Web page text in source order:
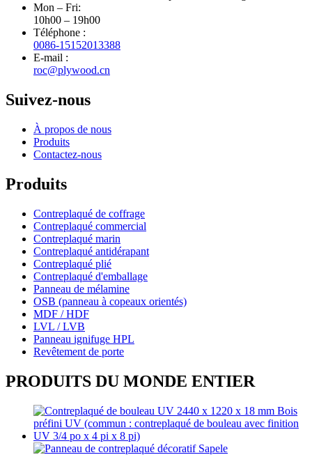
Mon – Fri:
10h00 – 19h00
Téléphone :
0086-15152013388
E-mail :
roc@plywood.cn
Suivez-nous
À propos de nous
Produits
Contactez-nous
Produits
Contreplaqué de coffrage
Contreplaqué commercial
Contreplaqué marin
Contreplaqué antidérapant
Contreplaqué plié
Contreplaqué d'emballage
Panneau de mélamine
OSB (panneau à copeaux orientés)
MDF / HDF
LVL / LVB
Panneau ignifuge HPL
Revêtement de porte
PRODUITS DU MONDE ENTIER